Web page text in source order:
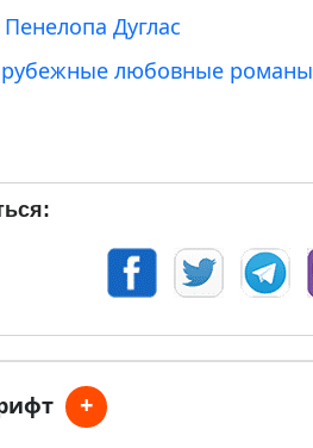
Пенелопа Дуглас
любовные романы
+